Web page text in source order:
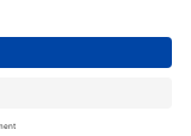
au panier
droits réservés -